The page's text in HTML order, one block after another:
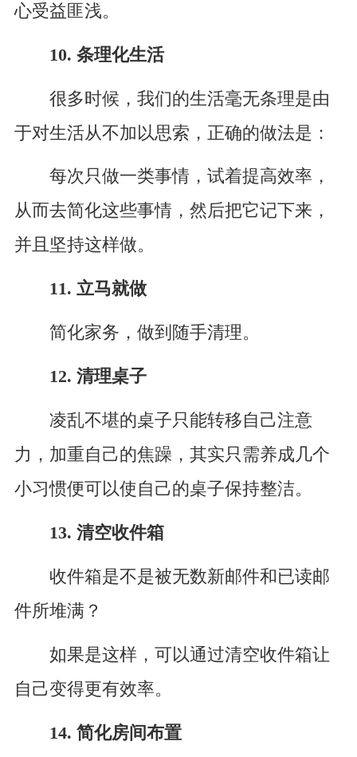
心受益匪浅。
10. 条理化生活
很多时候，我们的生活毫无条理是由
于对生活从不加以思索，正确的做法是：
每次只做一类事情，试着提高效率，
从而去简化这些事情，然后把它记下来，
并且坚持这样做。
11. 立马就做
简化家务，做到随手清理。
12. 清理桌子
凌乱不堪的桌子只能转移自己注意
力，加重自己的焦躁，其实只需养成几个
小习惯便可以使自己的桌子保持整洁。
13. 清空收件箱
收件箱是不是被无数新邮件和已读邮
件所堆满？
如果是这样，可以通过清空收件箱让
自己变得更有效率。
14. 简化房间布置